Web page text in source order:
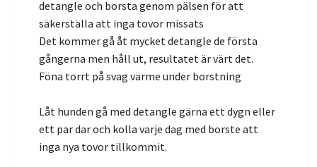
detangle och borsta genom pälsen för att
säkerställa att inga tovor missats
Det kommer gå åt mycket detangle de första
gångerna men håll ut, resultatet är värt det.
Föna torrt på svag värme under borstning
Låt hunden gå med detangle gärna ett dygn eller
ett par dar och kolla varje dag med borste att
inga nya tovor tillkommit.